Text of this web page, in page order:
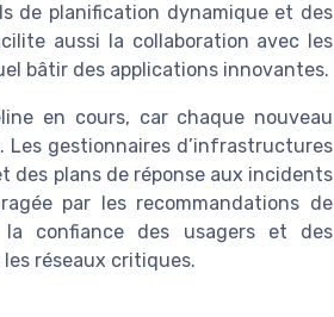
de planification dynamique et des
aussi la collaboration avec les
bâtir des applications innovantes.
en cours, car chaque nouveau
gestionnaires d’infrastructures
des plans de réponse aux incidents
par les recommandations de
la confiance des usagers et des
réseaux critiques.